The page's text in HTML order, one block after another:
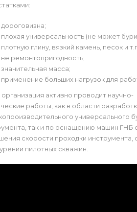
дороговизна;
плохая универсальность (не может
плотную глину, вязкий камень, песок и
не ремонтопригодность;
значительная масса;
применение больших нагрузок для
активно проводит научно-
работы, как в области
универсального
так и по оснащению машин ГНБ
скорости проходки инструмента,
пилотных скважин.